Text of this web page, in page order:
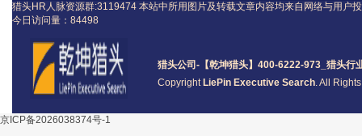
猎头公司 -【乾坤猎头】400-6222-973_ 猎头行
Copyright LiePin Executive Search. All
猎头HR人脉资源群:3119474 本站中所用图片及转载文章内容均来自网络与用户
今日访问量： 84498
京ICP备2026038374号-1